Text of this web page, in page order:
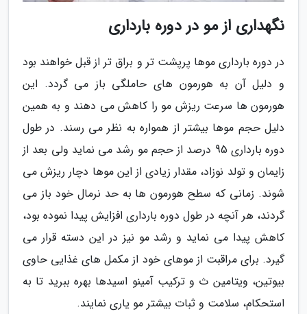
نگهداری از مو در دوره بارداری
در دوره بارداری موها پرپشت تر و براق تر از قبل خواهند بود
و دلیل آن به هورمون های حاملگی باز می گردد. این
هورمون ها سرعت ریزش مو را کاهش می دهند و به همین
دلیل حجم موها بیشتر از همواره به نظر می رسند. در طول
دوره بارداری 95 درصد از حجم مو رشد می نماید ولی بعد از
زایمان و تولد نوزاد، مقدار زیادی از این موها دچار ریزش می
شوند. زمانی که سطح هورمون ها به حد نرمال خود باز می
گردند، هر آنچه در طول دوره بارداری افزایش پیدا نموده بود،
کاهش پیدا می نماید و رشد مو نیز در این دسته قرار می
گیرد. برای مراقبت از موهای خود از مکمل های غذایی حاوی
بیوتین، ویتامین ث و ترکیب آمینو اسیدها بهره ببرید تا به
استحکام، سلامت و ثبات بیشتر مو یاری نمایند.